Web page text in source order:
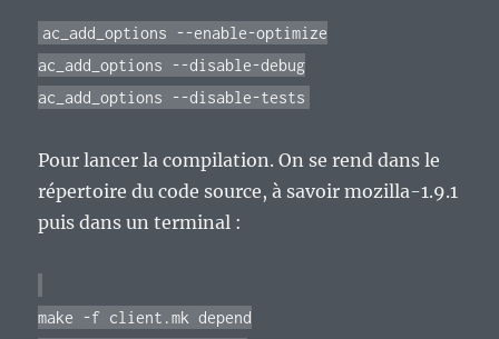
ac_add_options --enable-optimize
ac_add_options --disable-debug
ac_add_options --disable-tests
Pour lancer la compilation. On se rend dans le
répertoire du code source, à savoir mozilla-1.9.1
puis dans un terminal :
make -f client.mk depend